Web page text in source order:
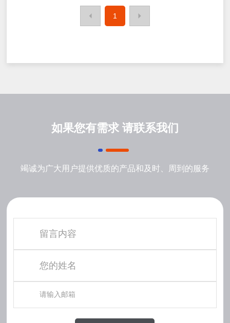
1
如果您有需求 请联系我们
竭诚为广大用户提供优质的产品和及时、周到的服务